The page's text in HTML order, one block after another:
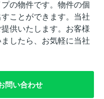
の物件です。物件の個
ことができます。当社
供いたします。お客様
したら、お気軽に当社
問い合わせ